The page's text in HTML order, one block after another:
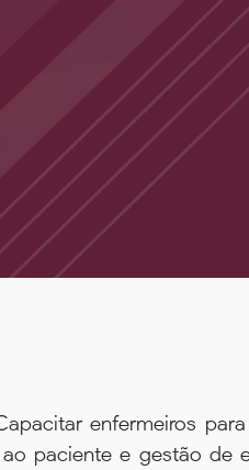
enfermeiros
paciente e gestão de